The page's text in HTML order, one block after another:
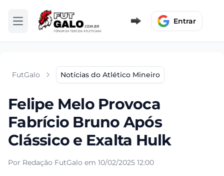
Abrir menu Entrar
FutGalo Notícias do Atlético Mineiro
Felipe Melo Provoca
Fabrício Bruno Após
Clássico e Exalta Hulk
Por Redação FutGalo em 10/02/2025 12:00